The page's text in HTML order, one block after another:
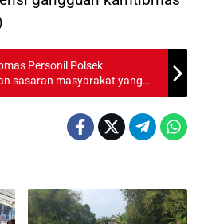
Personil Polsek
sasaran masyarakat yang